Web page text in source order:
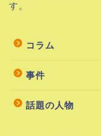
す。
コラム
事件
話題の人物